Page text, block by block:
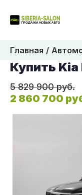
Главная
Купить
5 829 900 руб.
2 860 700